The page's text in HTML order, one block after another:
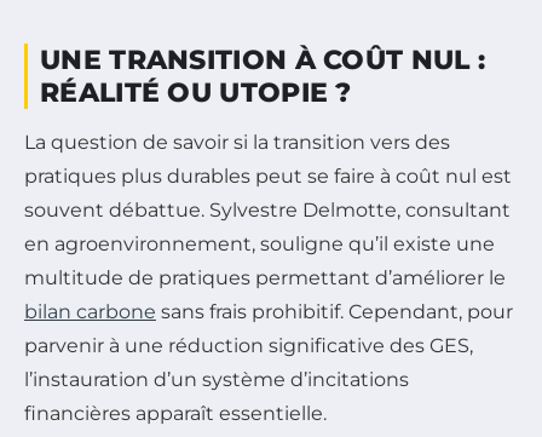
UNE TRANSITION À COÛT NUL :
RÉALITÉ OU UTOPIE ?
La question de savoir si la transition vers des
pratiques plus durables peut se faire à coût nul est
souvent débattue. Sylvestre Delmotte, consultant
en agroenvironnement, souligne qu’il existe une
multitude de pratiques permettant d’améliorer le
bilan carbone sans frais prohibitif. Cependant, pour
parvenir à une réduction significative des GES,
l’instauration d’un système d’incitations
financières apparaît essentielle.